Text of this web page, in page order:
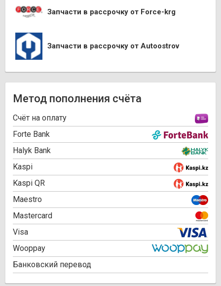
Запчасти в рассрочку от Force-krg
Запчасти в рассрочку от Autoostrov
Метод пополнения счёта
Cчёт на оплату
Forte Bank
Halyk Bank
Kaspi
Kaspi QR
Maestro
Mastercard
Visa
Wooppay
Банковский перевод